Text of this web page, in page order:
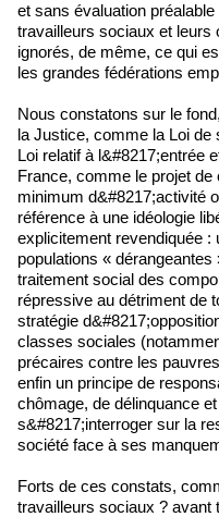
et sans évaluation
travailleurs sociaux et leurs
ignorés, de même, ce qui
les grandes fédérations
Nous constatons sur le
la Justice, comme la Loi de
Loi relatif à l&#8217;entrée
France, comme le projet
minimum d&#8217;activité
référence à une idéologie
explicitement revendiquée :
populations «
traitement social des
répressive au détriment de
stratégie
classes sociales
précaires contre les
enfin un principe de
chômage, de délinquance
s&#8217;interroger sur la
société face à ses
Forts de ces constats,
travailleurs sociaux ? avant